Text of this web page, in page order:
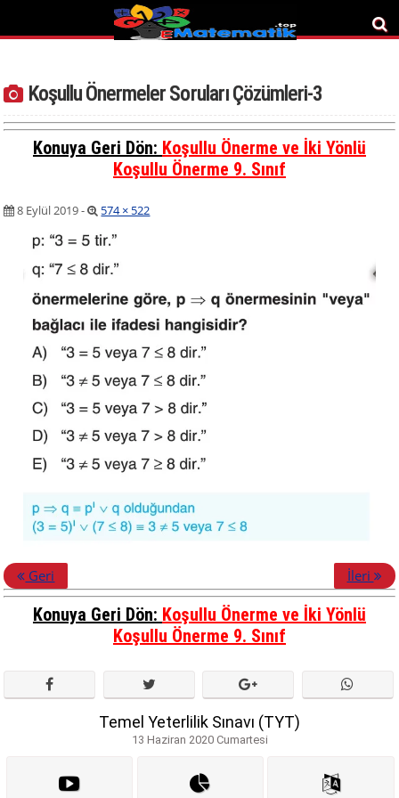
Koşullu Önermeler Soruları Çözümleri-3
Konuya Geri Dön: Koşullu Önerme ve İki Yönlü
Koşullu Önerme 9. Sınıf
8 Eylül 2019- 574 × 522
Geri İleri
Konuya Geri Dön: Koşullu Önerme ve İki Yönlü
Koşullu Önerme 9. Sınıf
Temel Yeterlilik Sınavı (TYT)
13 Haziran 2020 Cumartesi